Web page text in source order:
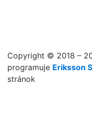
Copyright © 2018 –
programuje Eriksson
stránok